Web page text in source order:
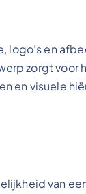
logo’s en
zorgt voor
en visuele
van